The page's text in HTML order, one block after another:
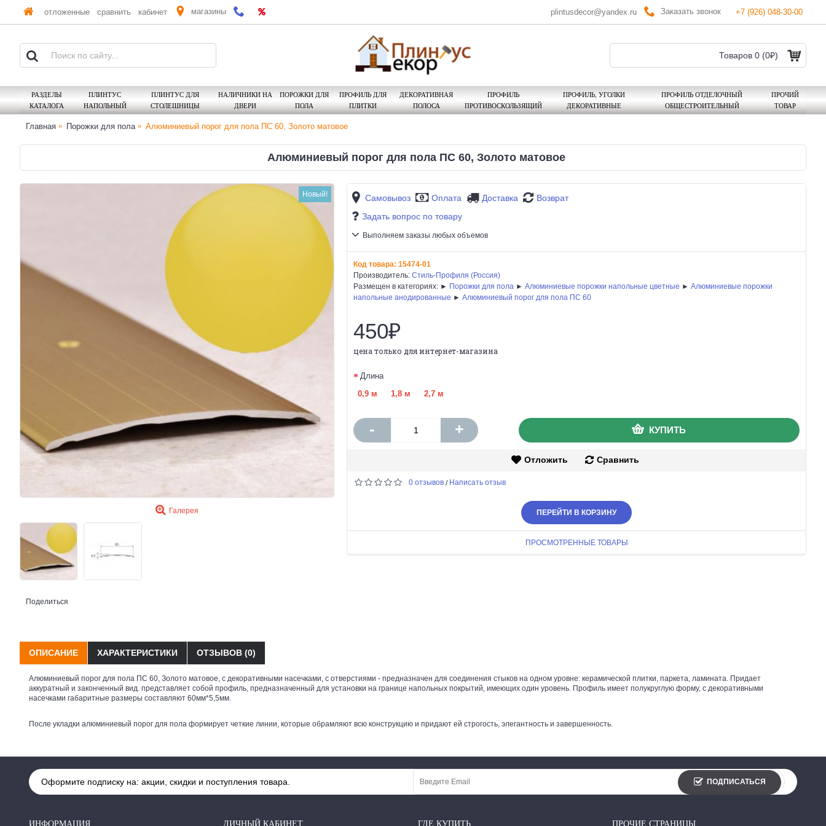
отложенные сравнить кабинет магазины plintusdecor@yandex.ru Заказать звонок +7 (926) 048-30-00
Товаров 0 (0₽)
РАЗДЕЛЫ
КАТАЛОГА
ПЛИНТУС
НАПОЛЬНЫЙ
ПЛИНТУС ДЛЯ
СТОЛЕШНИЦЫ
НАЛИЧНИКИ НА
ДВЕРИ
ПОРОЖКИ ДЛЯ
ПОЛА
ПРОФИЛЬ ДЛЯ
ПЛИТКИ
ДЕКОРАТИВНАЯ
ПОЛОСА
ПРОФИЛЬ
ПРОТИВОСКОЛЬЗЯЩИЙ
ПРОФИЛЬ, УГОЛКИ
ДЕКОРАТИВНЫЕ
ПРОФИЛЬ ОТДЕЛОЧНЫЙ
ОБЩЕСТРОИТЕЛЬНЫЙ
ПРОЧИЙ
ТОВАР
Главная Порожки для пола Алюминиевый порог для пола ПС 60, Золото матовое
Алюминиевый порог для пола ПС 60, Золото матовое
Новый!
Галерея
Поделиться
Самовывоз Оплата Доставка
Возврат
Задать вопрос по товару
Выполняем заказы любых объемов
Код товара: 15474-01
Производитель: Стиль-Профиля (Россия)
Размещен в категориях: ► Порожки для пола ► Алюминиевые порожки напольные цветные ► Алюминиевые порожки
напольные анодированные ► Алюминиевый порог для пола ПС 60
450₽
цена только для интернет-магазина
Длина
0,9 м
1,8 м 2,7 м
- + КУПИТЬ
Отложить Сравнить
0 отзывов / Написать отзыв
ПЕРЕЙТИ В КОРЗИНУ
ПРОСМОТРЕННЫЕ ТОВАРЫ
ОПИСАНИЕ ХАРАКТЕРИСТИКИ ОТЗЫВОВ (0)
Алюминиевый порог для пола ПС 60, Золото матовое, с декоративными насечками, с отверстиями - предназначен для соединения стыков на одном уровне: керамической плитки, паркета, ламината. Придает
аккуратный и законченный вид. представляет собой профиль, предназначенный для установки на границе напольных покрытий, имеющих один уровень. Профиль имеет полукруглую форму, с декоративными
насечками габаритные размеры составляют 60мм*5,5мм.
После укладки алюминиевый порог для пола формирует четкие линии, которые обрамляют всю конструкцию и придают ей строгость, элегантность и завершенность.
Оформите подписку на: акции, скидки и поступления товара. ПОДПИСАТЬСЯ
ИНФОРМАЦИЯ ЛИЧНЫЙ КАБИНЕТ ГДЕ КУПИТЬ ПРОЧИЕ СТРАНИЦЫ